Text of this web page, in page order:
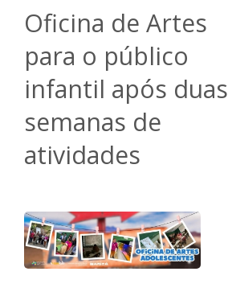
Oficina de Artes
para o público
infantil após duas
semanas de
atividades